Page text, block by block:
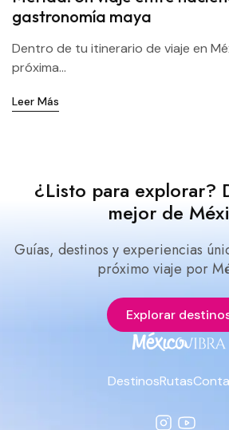
gastronomía maya
Dentro de tu itinerario de viaje en
próxima...
Leer Más
¿Listo para explorar?
mejor de
Guías, destinos y experiencias
próximo viaje por
Explorar
DestinosRutas